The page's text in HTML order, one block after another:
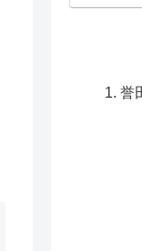
誉